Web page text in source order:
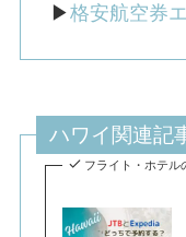
▶︎格安航空券
ハワイ関連記
フライト・ホテル